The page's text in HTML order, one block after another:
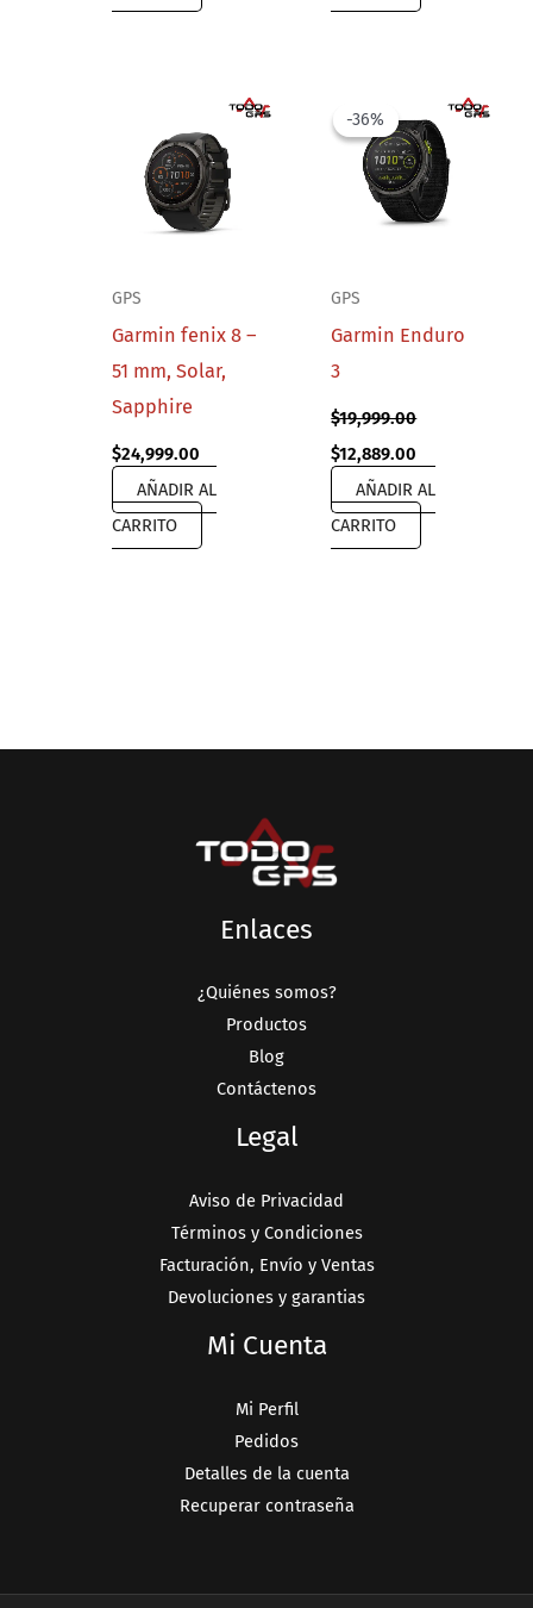
GPS
Garmin fenix 8 –
51 mm, Solar,
Sapphire
$24,999.00
AÑADIR AL
CARRITO
-36%
-36%
GPS
Garmin Enduro
3
$19,999.00
Original
price
was:
$19,999.00.
$12,889.00
price
is:
$12,889.00.
AÑADIR AL
CARRITO
Enlaces
¿Quiénes somos?
Productos
Blog
Contáctenos
Legal
Aviso de Privacidad
Términos y Condiciones
Facturación, Envío y Ventas
Devoluciones y garantias
Mi Cuenta
Mi Perfil
Pedidos
Detalles de la cuenta
Recuperar contraseña